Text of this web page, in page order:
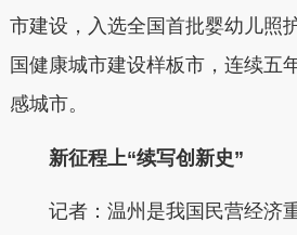
市建设，入选全国首批婴幼儿照
国健康城市建设样板市，连续五
感城市。
新征程上“续写创新史”
记者：温州是我国民营经济